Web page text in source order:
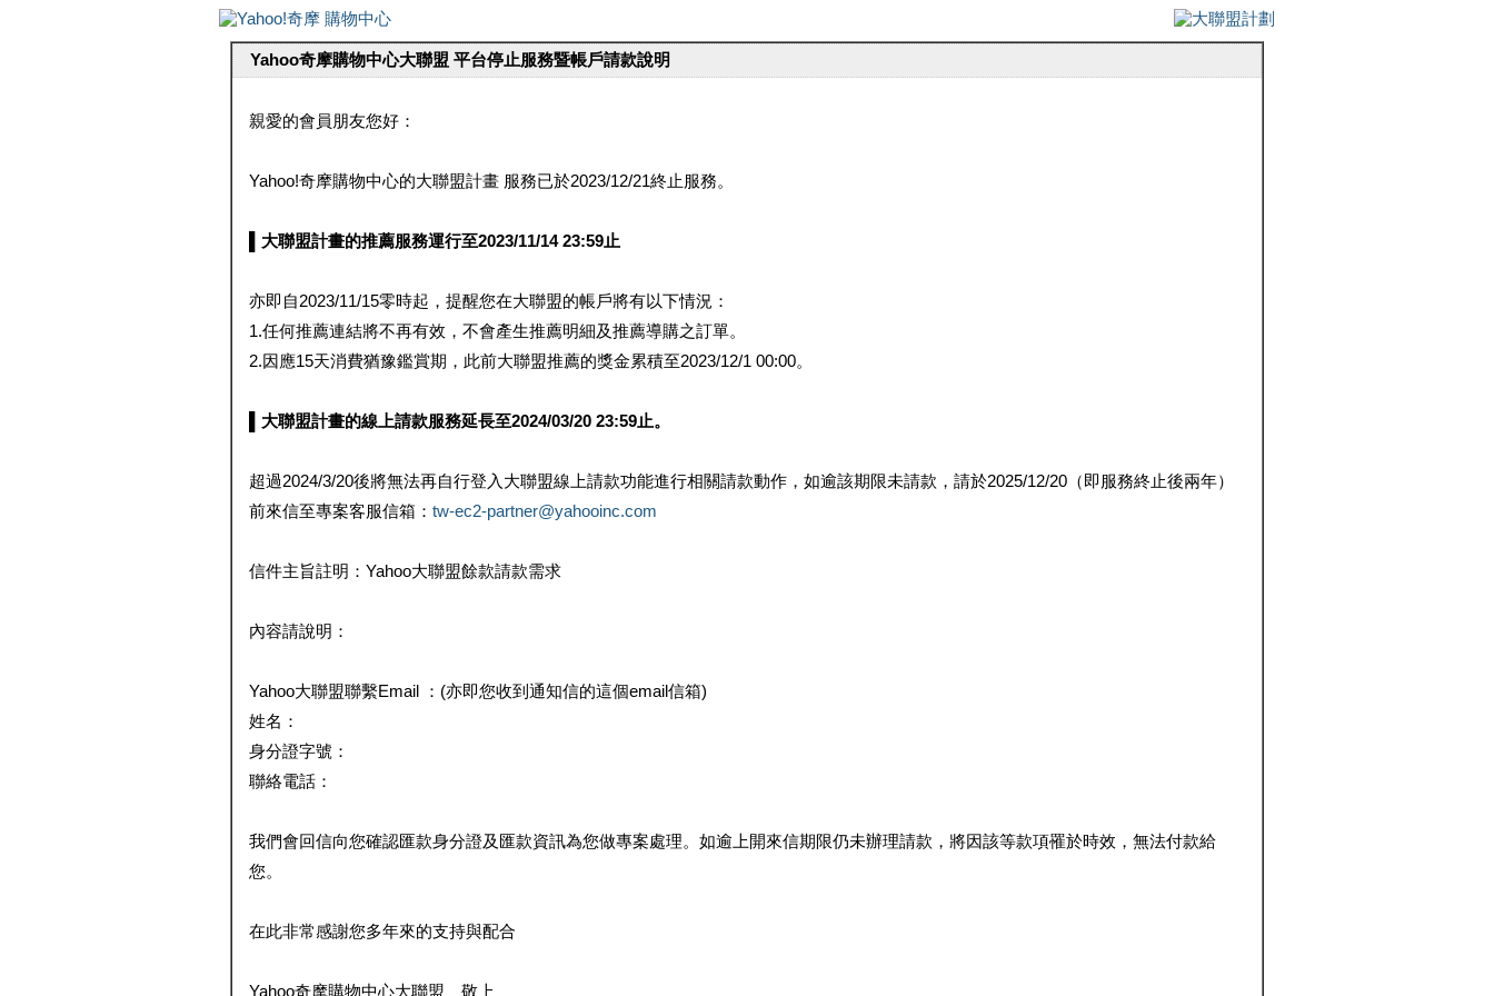
Yahoo奇摩購物中心大聯盟 平台停止服務暨帳戶請款說明
親愛的會員朋友您好：
Yahoo!奇摩購物中心的大聯盟計畫 服務已於2023/12/21終止服務。
▌大聯盟計畫的推薦服務運行至2023/11/14 23:59止
亦即自2023/11/15零時起，提醒您在大聯盟的帳戶將有以下情況：
1.任何推薦連結將不再有效，不會產生推薦明細及推薦導購之訂單。
2.因應15天消費猶豫鑑賞期，此前大聯盟推薦的獎金累積至2023/12/1 00:00。
▌大聯盟計畫的線上請款服務延長至2024/03/20 23:59止。
超過2024/3/20後將無法再自行登入大聯盟線上請款功能進行相關請款動作，如逾該期限未請款，請於2025/12/20（即服務終止後兩年）
前來信至專案客服信箱： tw-ec2-partner@yahooinc.com
信件主旨註明：Yahoo大聯盟餘款請款需求
內容請說明：
Yahoo大聯盟聯繫Email ：(亦即您收到通知信的這個email信箱)
姓名：
身分證字號：
聯絡電話：
我們會回信向您確認匯款身分證及匯款資訊為您做專案處理。如逾上開來信期限仍未辦理請款，將因該等款項罹於時效，無法付款給
您。
在此非常感謝您多年來的支持與配合
Yahoo奇摩購物中心大聯盟 敬上